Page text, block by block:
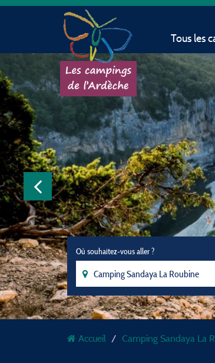
Tous les
Où souhaitez-vous aller ?
Accueil Camping Sandaya La